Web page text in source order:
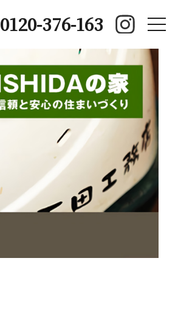
0120-376-163
toggle